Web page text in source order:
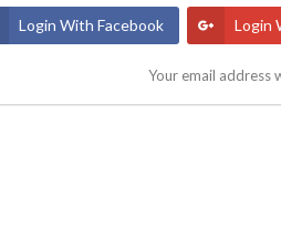
Login With Facebook Login
Your email address